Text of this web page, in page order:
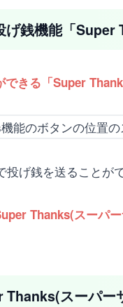
銭機能「Super
できる「Super
げ銭を送ることが
Thanks(スーパ
Thanks(スーパ